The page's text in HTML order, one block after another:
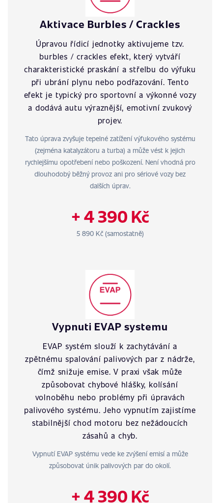
Aktivace Burbles / Crackles
Úpravou řídicí jednotky aktivujeme tzv.
burbles / crackles efekt, který vytváří
charakteristické praskání a střelbu do výfuku
při ubrání plynu nebo podřazování. Tento
efekt je typický pro sportovní a výkonné vozy
a dodává autu výraznější, emotivní zvukový
projev.
Tato úprava zvyšuje tepelné zatížení výfukového systému
(zejména katalyzátoru a turba) a může vést k jejich
rychlejšímu opotřebení nebo poškození. Není vhodná pro
dlouhodobý běžný provoz ani pro sériové vozy bez
dalších úprav.
+ 4 390 Kč
5 890 Kč (samostatně)
Vypnuti EVAP systemu
EVAP systém slouží k zachytávání a
zpětnému spalování palivových par z nádrže,
čímž snižuje emise. V praxi však může
způsobovat chybové hlášky, kolísání
volnoběhu nebo problémy při úpravách
palivového systému. Jeho vypnutím zajistíme
stabilnější chod motoru bez nežádoucích
zásahů a chyb.
Vypnutí EVAP systému vede ke zvýšení emisí a může
způsobovat únik palivových par do okolí.
+ 4 390 Kč